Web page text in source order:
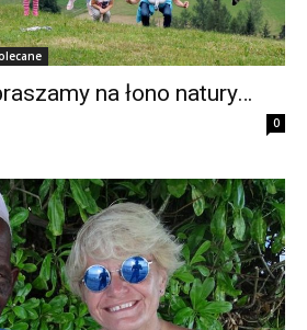
na łono natury…
0